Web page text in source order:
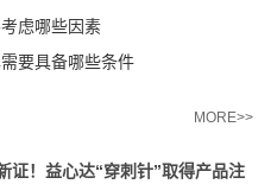
虑哪些因素
要具备哪些条件
MORE>>
证！益心达“穿刺针”取得产品注